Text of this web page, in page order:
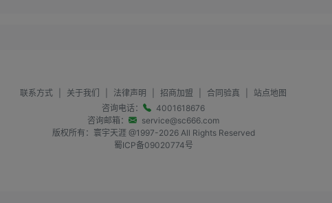
联系方式 关于我们 法律声明 招商加盟 合同验真
站点地图
咨询电话：
4001618676
咨询邮箱：
service@sc666.com
版权所有：寰宇天涯 @1997-2026All Rights Reserved
蜀ICP备09020774号